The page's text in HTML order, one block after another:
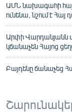
ԱՄՆ նախագահի
ունենա, նշում է
Արփի Վարդանյանն
կճանաչեն Հայոց
Բայդենը ճանաչեց